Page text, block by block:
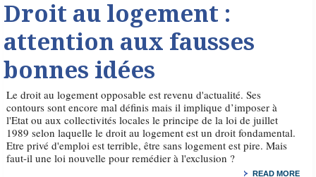
Droit au logement :
attention aux fausses
bonnes idées
Le droit au logement opposable est revenu d'actualité. Ses
contours sont encore mal définis mais il implique d’imposer à
l'Etat ou aux collectivités locales le principe de la loi de juillet
1989 selon laquelle le droit au logement est un droit fondamental.
Etre privé d'emploi est terrible, être sans logement est pire. Mais
faut-il une loi nouvelle pour remédier à l'exclusion ?
READ MORE